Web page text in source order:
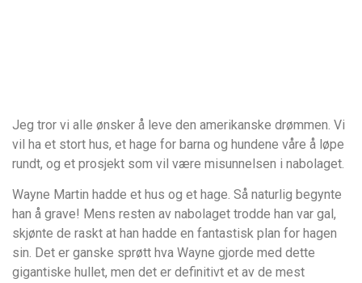
Jeg tror vi alle ønsker å leve den amerikanske drømmen. Vi
vil ha et stort hus, et hage for barna og hundene våre å løpe
rundt, og et prosjekt som vil være misunnelsen i nabolaget.
Wayne Martin hadde et hus og et hage. Så naturlig begynte
han å grave! Mens resten av nabolaget trodde han var gal,
skjønte de raskt at han hadde en fantastisk plan for hagen
sin. Det er ganske sprøtt hva Wayne gjorde med dette
gigantiske hullet, men det er definitivt et av de mest